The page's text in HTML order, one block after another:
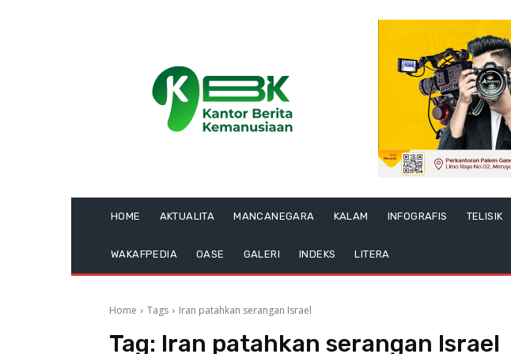
HOME AKTUALITA MANCANEGARA KALAM INFOGRAFIS TELISIK
WAKAFPEDIA OASE GALERI INDEKS LITERA
Home Tags Iran patahkan serangan Israel
Tag: Iran patahkan serangan Israel